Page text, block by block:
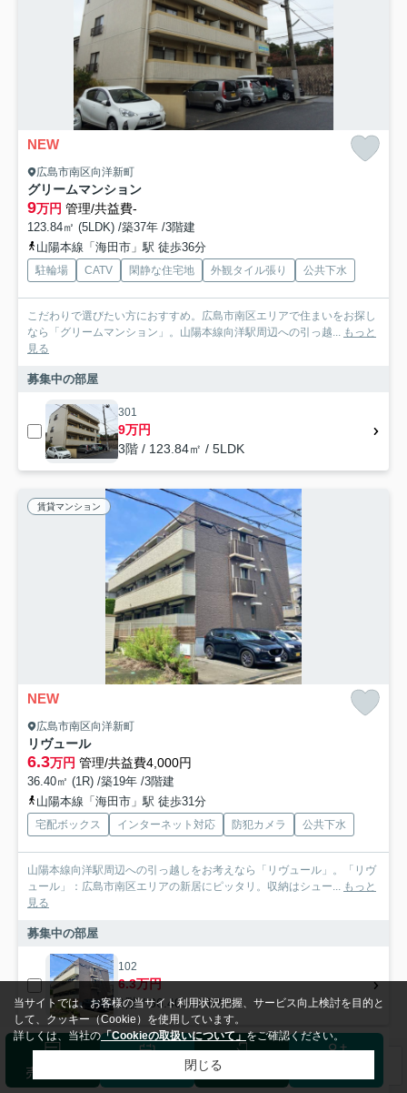
NEW
広島市南区向洋新町
グリームマンション
9万円 管理/共益費-
123.84㎡ (5LDK) /築37年 /3階建
山陽本線「海田市」駅 徒歩36分
駐輪場 CATV 閑静な住宅地 外観タイル張り 公共下水
こだわりで選びたい方におすすめ。広島市南区エリアで住まいをお探し
なら「グリームマンション」。山陽本線向洋駅周辺への引っ越... もっと
見る
募集中の部屋
301
9万円
3階 / 123.84㎡ / 5LDK
賃貸マンション
NEW
広島市南区向洋新町
リヴュール
6.3万円 管理/共益費4,000円
36.40㎡ (1R) /築19年 /3階建
山陽本線「海田市」駅 徒歩31分
宅配ボックス インターネット対応 防犯カメラ 公共下水
山陽本線向洋駅周辺への引っ越しをお考えなら「リヴュール」。「リヴ
ュール」：広島市南区エリアの新居にピッタリ。収納はシュー... もっと
見る
募集中の部屋
102
6.3万円
1階 / 36.40㎡ / 1R
売却査定 ログイン
当サイトでは、お客様の当サイト利用状況把握、サービス向上検討を目的と
して、クッキー（Cookie）を使用しています。
詳しくは、当社の「Cookieの取扱いについて」をご確認ください。
閉じる